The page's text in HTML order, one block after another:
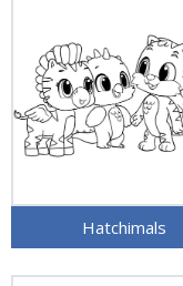
Hatchimals